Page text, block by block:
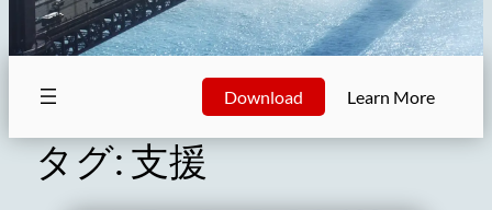
Download Learn More
タグ: 支援